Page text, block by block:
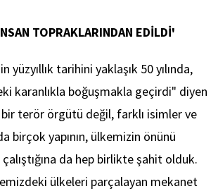
TOPRAKLARINDAN EDİLDİ'
yüzyıllık tarihini yaklaşık 50 yılında,
karanlıkla boğuşmakla geçirdi" diyen
terör örgütü değil, farklı isimler ve
birçok yapının, ülkemizin önünü
da hep birlikte şahit olduk.
ülkeleri parçalayan mekanet